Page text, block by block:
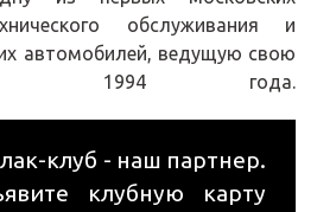
обслуживания и
автомобилей, ведущую свою
с 1994 года.
клуб - наш партнер.
клубную карту